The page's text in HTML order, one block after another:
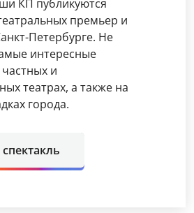
КП публикуются
премьер и
Петербурге. Не
интересные
и
театрах, а также на
города.